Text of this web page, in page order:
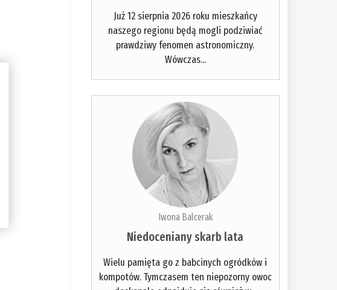
Już 12 sierpnia 2026 roku mieszkańcy
naszego regionu będą mogli podziwiać
prawdziwy fenomen astronomiczny.
Wówczas...
Iwona Balcerak
Niedoceniany skarb lata
Wielu pamięta go z babcinych ogródków i
kompotów. Tymczasem ten niepozorny owoc